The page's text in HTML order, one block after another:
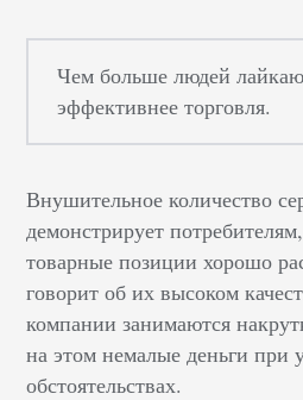
Чем больше людей
эффективнее торговля.
Внушительное количество
демонстрирует
товарные позиции хорошо
говорит об их высоком
компании занимаются
на этом немалые деньги при
обстоятельствах.